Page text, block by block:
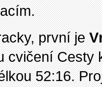
první je
cvičení
52:16.